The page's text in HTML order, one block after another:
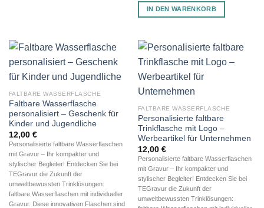
IN DEN WARENKORB
FALTBARE WASSERFLASCHE
Faltbare Wasserflasche
personalisiert – Geschenk für
Kinder und Jugendliche
12,00 €
Personalisierte faltbare Wasserflaschen
mit Gravur – Ihr kompakter und
stylischer Begleiter! Entdecken Sie bei
TEGravur die Zukunft der
umweltbewussten Trinklösungen:
faltbare Wasserflaschen mit individueller
Gravur. Diese innovativen Flaschen sind
FALTBARE WASSERFLASCHE
Personalisierte faltbare
Trinkflasche mit Logo –
Werbeartikel für Unternehmen
12,00 €
Personalisierte faltbare Wasserflaschen
mit Gravur – Ihr kompakter und
stylischer Begleiter! Entdecken Sie bei
TEGravur die Zukunft der
umweltbewussten Trinklösungen: